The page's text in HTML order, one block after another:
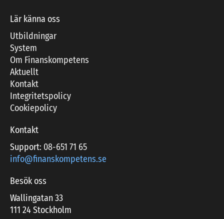
Lär känna oss
Utbildningar
System
Om Finanskompetens
Aktuellt
Kontakt
Integritetspolicy
Cookiepolicy
Kontakt
Support: 08-651 71 65
info@finanskompetens.se
Besök oss
Wallingatan 33
111 24 Stockholm